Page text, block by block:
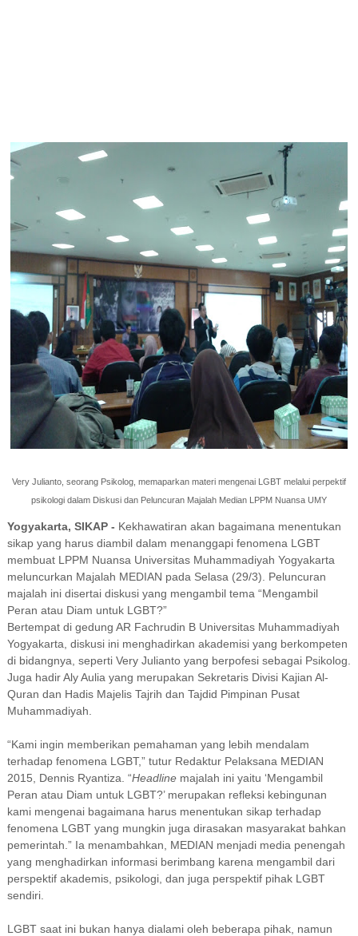
Very Julianto, seorang Psikolog, memaparkan materi mengenai LGBT melalui perpektif
psikologi dalam Diskusi dan Peluncuran Majalah Median LPPM Nuansa UMY
Yogyakarta, SIKAP - Kekhawatiran akan bagaimana menentukan
sikap yang harus diambil dalam menanggapi fenomena LGBT
membuat LPPM Nuansa Universitas Muhammadiyah Yogyakarta
meluncurkan Majalah MEDIAN pada Selasa (29/3). Peluncuran
majalah ini disertai diskusi yang mengambil tema “Mengambil
Peran atau Diam untuk LGBT?”
Bertempat di gedung AR Fachrudin B Universitas Muhammadiyah
Yogyakarta, diskusi ini menghadirkan akademisi yang berkompeten
di bidangnya, seperti Very Julianto yang berpofesi sebagai Psikolog.
Juga hadir Aly Aulia yang merupakan Sekretaris Divisi Kajian Al-
Quran dan Hadis Majelis Tajrih dan Tajdid Pimpinan Pusat
Muhammadiyah.
“Kami ingin memberikan pemahaman yang lebih mendalam
terhadap fenomena LGBT,” tutur Redaktur Pelaksana MEDIAN
2015, Dennis Ryantiza. “Headlinemajalah ini yaitu ‘Mengambil
Peran atau Diam untuk LGBT?’ merupakan refleksi kebingunan
kami mengenai bagaimana harus menentukan sikap terhadap
fenomena LGBT yang mungkin juga dirasakan masyarakat bahkan
pemerintah.” Ia menambahkan, MEDIAN menjadi media penengah
yang menghadirkan informasi berimbang karena mengambil dari
perspektif akademis, psikologi, dan juga perspektif pihak LGBT
sendiri.
LGBT saat ini bukan hanya dialami oleh beberapa pihak, namun